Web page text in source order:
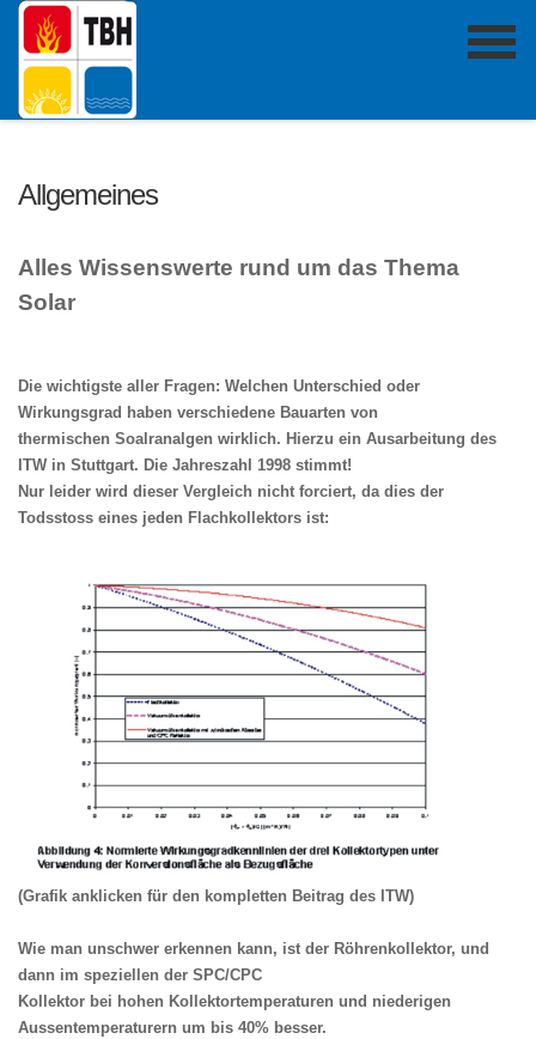
Allgemeines
Alles Wissenswerte rund um das Thema
Solar
Die wichtigste aller Fragen: Welchen Unterschied oder
Wirkungsgrad haben verschiedene Bauarten von
thermischen Soalranalgen wirklich. Hierzu ein Ausarbeitung des
ITW in Stuttgart. Die Jahreszahl 1998 stimmt!
Nur l eider wird dieser Vergleich nicht forciert, da dies der
Todsstoss eines jeden Flachkollektors ist:
(Grafik anklicken für den kompletten Beitrag des ITW)
Wie man unschwer erkennen kann, ist der Röhrenkollektor, und
dann im speziellen der SPC/CPC
Kollektor bei hohen Kollektortemperaturen und niederigen
Aussentemperaturern um bis 40% besser.